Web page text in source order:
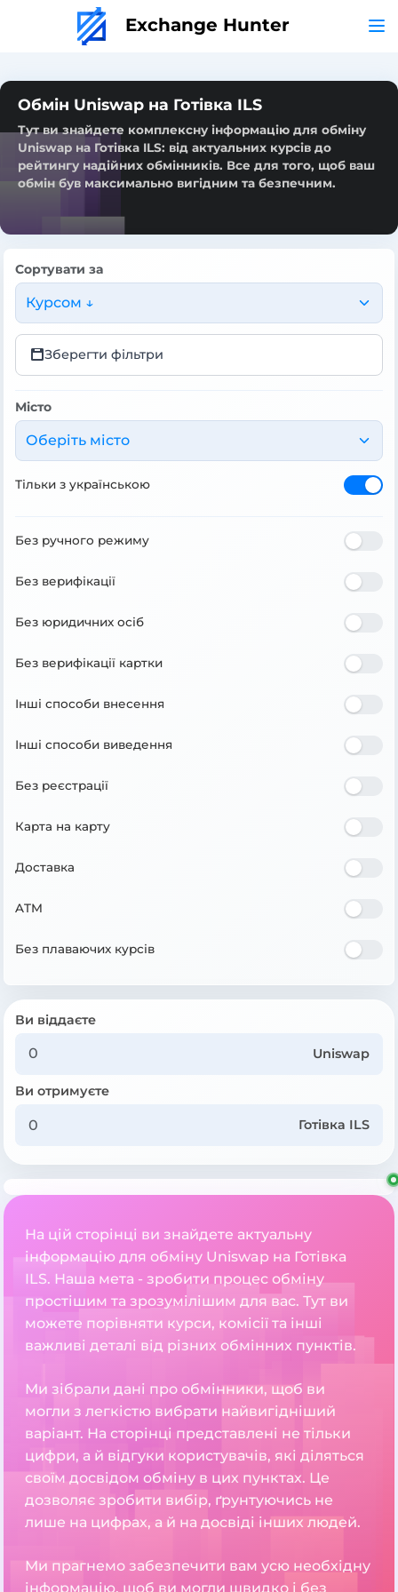
Exchange Hunter
Обмін Uniswap на Готівка ILS
Тут ви знайдете комплексну інформацію для обміну
Uniswap на Готівка ILS: від актуальних курсів до
рейтингу надійних обмінників. Все для того, щоб ваш
обмін був максимально вигідним та безпечним.
Сортувати за
Курсом ↓
Зберегти фільтри
Місто
Оберіть місто
Тільки з українською
Без ручного режиму
Без верифікації
Без юридичних осіб
Без верифікації картки
Інші способи внесення
Інші способи виведення
Без реєстрації
Карта на карту
Доставка
ATM
Без плаваючих курсів
Ви віддаєте
Uniswap
Ви отримуєте
Готівка ILS
На цій сторінці ви знайдете актуальну
інформацію для обміну Uniswap на Готівка
ILS. Наша мета - зробити процес обміну
простішим та зрозумілішим для вас. Тут ви
можете порівняти курси, комісії та інші
важливі деталі від різних обмінних пунктів.
Ми зібрали дані про обмінники, щоб ви
могли з легкістю вибрати найвигідніший
варіант. На сторінці представлені не тільки
цифри, а й відгуки користувачів, які діляться
своїм досвідом обміну в цих пунктах. Це
дозволяє зробити вибір, ґрунтуючись не
лише на цифрах, а й на досвіді інших людей.
Ми прагнемо забезпечити вам усю необхідну
інформацію, щоб ви могли швидко і без